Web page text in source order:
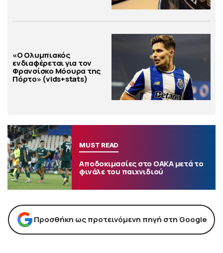
«Ο Ολυμπιακός
ενδιαφέρεται για τον
Φρανσίσκο Μόουρα της
Πόρτο» (vids+stats)
MUST READ
Αποδοκιμασίες στο ΟΑΚΑ μετά το
φινάλε του παιχνιδιού
Προσθήκη ως προτεινόμενη πηγή στη Google